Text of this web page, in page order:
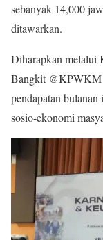
sebanyak 14,000
ditawarkan.
Diharapkan melalui
Bangkit @KPWKM
pendapatan
sosio-ekonomi